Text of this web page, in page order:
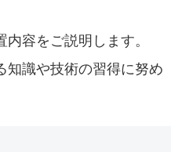
容をご説明します。
知識や技術の習得に努め